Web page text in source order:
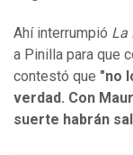
Ahí interrumpió La
a Pinilla para que
contestó que "no
verdad. Con
suerte habrán